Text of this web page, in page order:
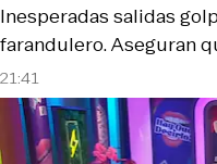
21:41
Inesperadas salidas
farandulero. Aseguran